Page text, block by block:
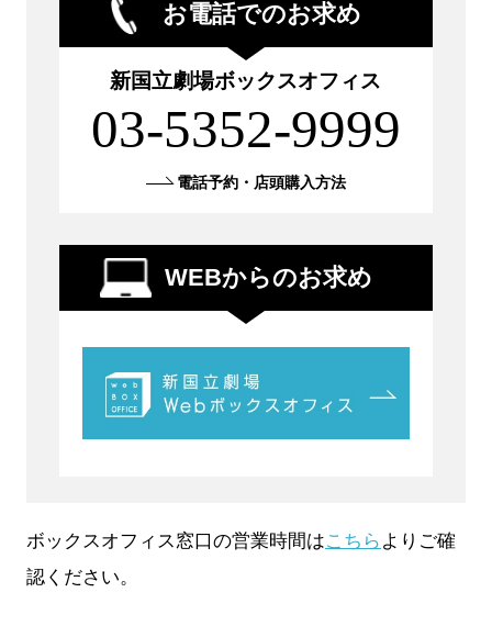
お電話でのお求め
新国立劇場ボックスオフィス
03-5352-9999
電話予約・店頭購入方法
WEBからのお求め
ボックスオフィス窓口の営業時間はこちら よりご確
認ください。